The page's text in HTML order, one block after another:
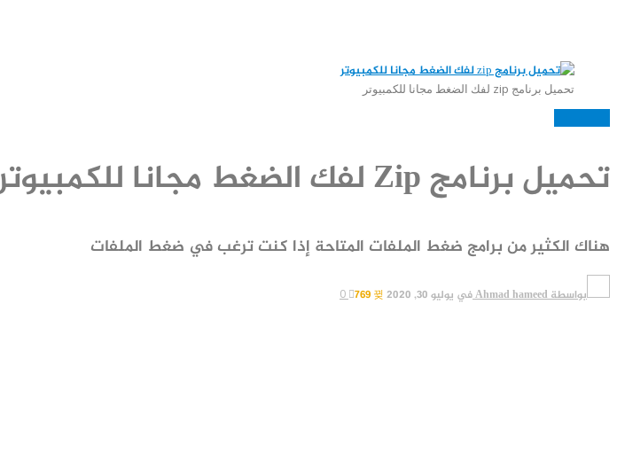
تحميل برنامج zip لفك الضغط مجانا للكمبيوتر
تحميل برنامج Zip لفك الضغط مجانا للكمبيوتر
هناك الكثير من برامج ضغط الملفات المتاحة إذا كنت ترغب في ضغط الملفات
بواسطةAhmad hameedفي يوليو 30, 2020